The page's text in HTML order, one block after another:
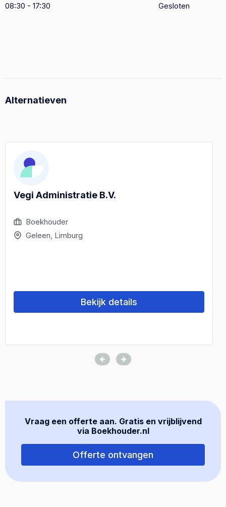
08:30 - 17:30
Gesloten
Alternatieven
Vegi Administratie B.V.
Boekhouder
Geleen, Limburg
Bekijk details
Vraag een offerte aan. Gratis en vrijblijvend
via Boekhouder.nl
Offerte ontvangen